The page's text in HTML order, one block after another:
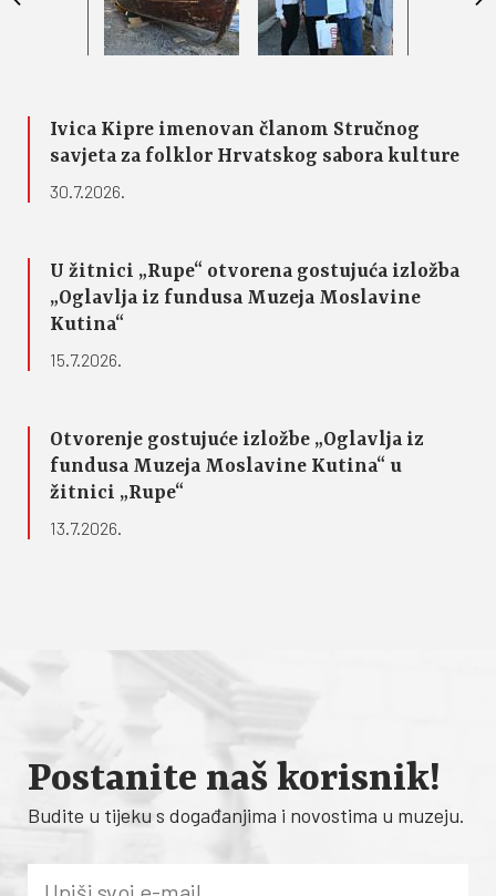
Ivica Kipre imenovan članom Stručnog
savjeta za folklor Hrvatskog sabora kulture
30.7.2026.
U žitnici „Rupe“ otvorena gostujuća izložba
„Oglavlja iz fundusa Muzeja Moslavine
Kutina“
15.7.2026.
Otvorenje gostujuće izložbe „Oglavlja iz
fundusa Muzeja Moslavine Kutina“ u
žitnici „Rupe“
13.7.2026.
Postanite naš korisnik!
Budite u tijeku s događanjima i novostima u muzeju.